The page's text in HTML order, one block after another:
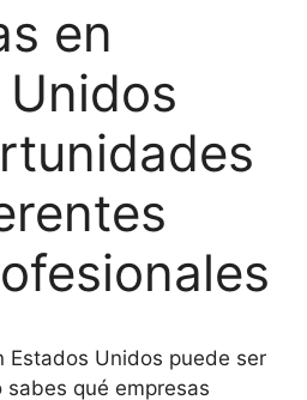
en
Estados Unidos puede ser
qué empresas